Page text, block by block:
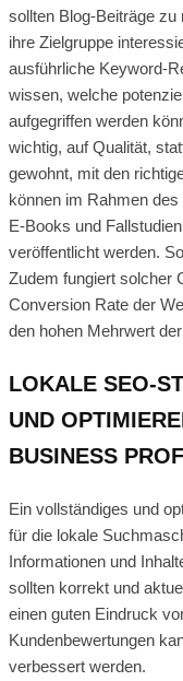
sollten Blog-Beiträge
ihre Zielgruppe
ausführliche Keyword-
wissen, welche
aufgegriffen werden
wichtig, auf Qualität,
gewohnt, mit den
können im Rahmen
E-Books und
veröffentlicht werden.
Zudem fungiert solcher
Conversion Rate der
den hohen Mehrwert
LOKALE SEO-
UND
BUSINESS
Ein vollständiges und
für die lokale
Informationen und
sollten korrekt und
einen guten Eindruck
Kundenbewertungen
verbessert werden.